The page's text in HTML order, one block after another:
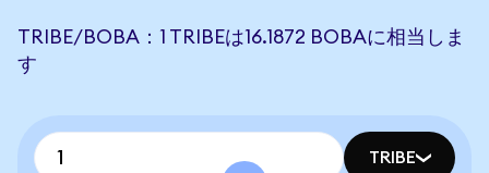
TRIBE/BOBA：1 TRIBEは16.1872 BOBAに相当しま
す
TRIBE